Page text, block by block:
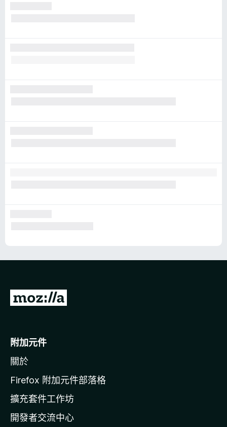
前
o
i
l
a
官
附加元件
關於
Firefox 附加元件部落格
擴充套件工作坊
開發者交流中心